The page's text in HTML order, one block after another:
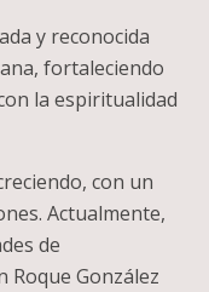
y reconocida
fortaleciendo
la espiritualidad
con un
Actualmente,
de
Roque González